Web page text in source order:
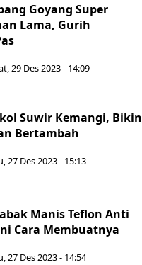
Goyang Super
Lama, Gurih
29 Des 2023 - 14:09
Suwir Kemangi, Bikin
Bertambah
27 Des 2023 - 15:13
Manis Teflon Anti
Cara Membuatnya
27 Des 2023 - 14:54